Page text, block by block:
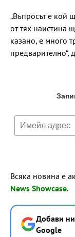
„Въпросът е кой
от тях наистина
казано, е много
Всяка новина е
News Showcase.
Добави
Google